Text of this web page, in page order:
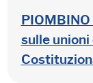
sulle